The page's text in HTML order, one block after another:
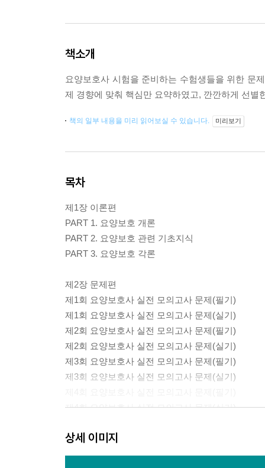
책소개
요양보호사 시험을 준비하는 수험생들을 위한 문
제 경향에 맞춰 핵심만 요약하였고, 깐깐하게 선
책의 일부 내용을 미리 읽어보실 수 있습니다. 미리보기
목차
제1장 이론편
PART 1. 요양보호 개론
PART 2. 요양보호 관련 기초지식
PART 3. 요양보호 각론
제2장 문제편
제1회 요양보호사 실전 모의고사 문제(필기)
제1회 요양보호사 실전 모의고사 문제(실기)
제2회 요양보호사 실전 모의고사 문제(필기)
제2회 요양보호사 실전 모의고사 문제(실기)
제3회 요양보호사 실전 모의고사 문제(필기)
제3회 요양보호사 실전 모의고사 문제(실기)
제4회 요양보호사 실전 모의고사 문제(실기)
제5회 요양보호사 실전 모의고사 문제(실기)
제6회 요양보호사 실전 모의고사 문제(필기)
상세 이미지